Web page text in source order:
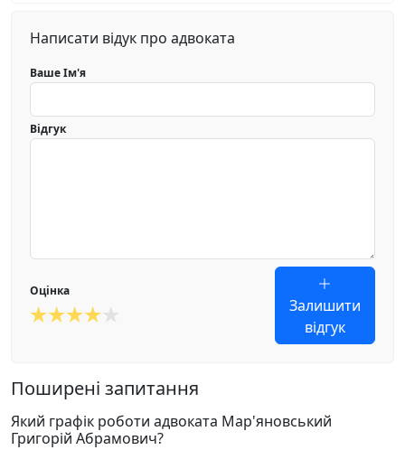
Написати відук про адвоката
Ваше Ім'я
Відгук
Оцінка
Залишити
відгук
Поширені запитання
Який графік роботи адвоката Мар'яновський
Григорій Абрамович?